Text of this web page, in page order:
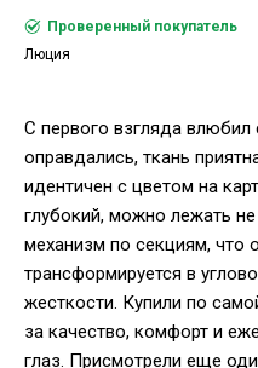
С первого взгляда
оправдались, ткань
идентичен с цветом на
глубокий, можно лежать
механизм по секциям, что
трансформируется в
жесткости. Купили по
за качество, комфорт и
глаз. Присмотрели еще
Проверенный покупатель
Люция